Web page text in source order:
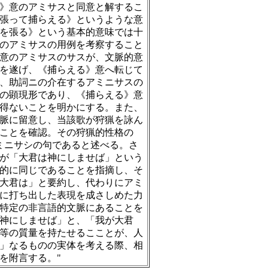
意のアミサスと同意と解するこ
って捕らえる》というような意
張る》という基本的意味では十
アミサスの用例を考察すること
のアミサスのサスが、文脈的意
遂げ、《捕らえる》意へ転じて
助詞ニの介在するアミニサスの
顕現形であり、《捕らえる》意
ないことを明かにする。また、
に留意し、当該歌が狩猟を詠ん
とを確認。その狩猟的性格の
ニサシの句であると述べる。さ
「大君は神にしませば」という
に同じであることを指摘し、そ
君は」と要約し、代わりにアミ
打ち出した表現を成さしめた力
定の非言語的文脈にあることを
にしませば」と、「我が大君
の質量を持たせるこことが、人
なるものの実体を考える際、相
附言する。"